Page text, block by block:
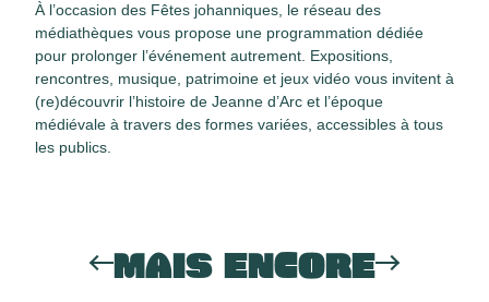
À l’occasion des Fêtes johanniques, le réseau des
médiathèques vous propose une programmation dédiée
pour prolonger l’événement autrement. Expositions,
rencontres, musique, patrimoine et jeux vidéo vous invitent à
(re)découvrir l’histoire de Jeanne d’Arc et l’époque
médiévale à travers des formes variées, accessibles à tous
les publics.
MAIS ENCORE